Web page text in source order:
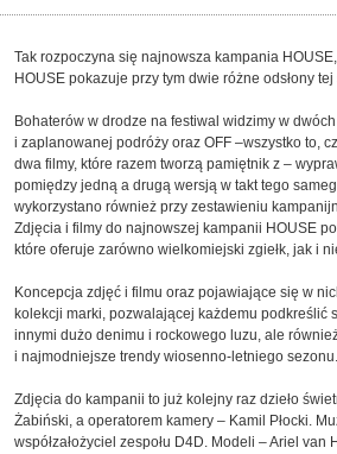
Tak rozpoczyna się najnowsza kampania
HOUSE pokazuje przy tym dwie różne odsłony
Bohaterów w drodze na festiwal widzimy w
i zaplanowanej podróży oraz OFF –wszystko to,
dwa filmy, które razem tworzą pamiętnik z –
pomiędzy jedną a drugą wersją w takt tego
wykorzystano również przy zestawieniu
Zdjęcia i filmy do najnowszej kampanii HOUSE
które oferuje zarówno wielkomiejski zgiełk, jak i
Koncepcja zdjęć i filmu oraz pojawiające się w
kolekcji marki, pozwalającej każdemu
innymi dużo denimu i rockowego luzu, ale
i najmodniejsze trendy wiosenno-letniego sezonu.
Zdjęcia do kampanii to już kolejny raz dzieło
Żabiński, a operatorem kamery – Kamil Płocki.
współzałożyciel zespołu D4D. Modeli – Ariel